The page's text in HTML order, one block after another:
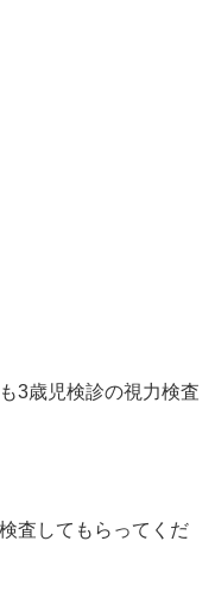
3歳児検診の視力検査
査してもらってくだ